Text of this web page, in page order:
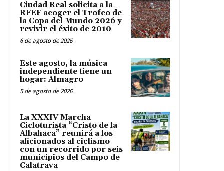
Ciudad Real solicita a la
RFEF acoger el Trofeo de
la Copa del Mundo 2026 y
revivir el éxito de 2010
6 de agosto de 2026
Este agosto, la música
independiente tiene un
hogar: Almagro
5 de agosto de 2026
La XXXIV Marcha
Cicloturista “Cristo de la
Albahaca” reunirá a los
aficionados al ciclismo
con un recorrido por seis
municipios del Campo de
Calatrava